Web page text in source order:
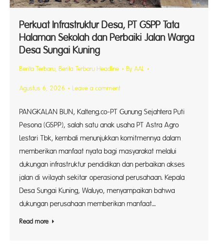
Perkuat Infrastruktur Desa, PT GSPP Tata
Halaman Sekolah dan Perbaiki Jalan Warga
Desa Sungai Kuning
Berita Terbaru, Berita Terbaru Headline By AAL
Agustus 6, 2026 Leave a comment
PANGKALAN BUN, Kalteng.co-PT Gunung Sejahtera Puti
Pesona (GSPP), salah satu anak usaha PT Astra Agro
Lestari Tbk, kembali menunjukkan komitmennya dalam
memberikan manfaat nyata bagi masyarakat melalui
dukungan infrastruktur pendidikan dan perbaikan akses
jalan di wilayah sekitar operasional perusahaan. Kepala
Desa Sungai Kuning, Waluyo, menyampaikan bahwa
dukungan perusahaan memberikan manfaat…
Read more